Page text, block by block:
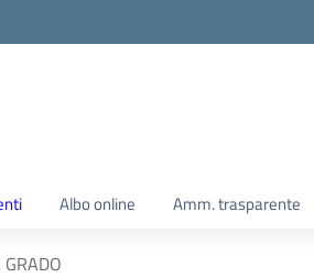
Albo online Amm. trasparente